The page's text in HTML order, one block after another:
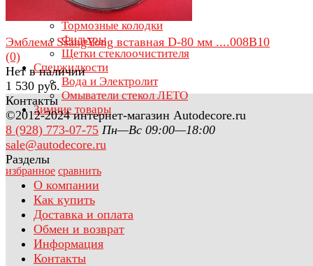
Свечи зажигания
Тормозные колодки
Фильтры
Щетки стеклоочистителя
Спецжидкости
Вода и Электролит
Омыватели стекол ЛЕТО
Зимние товары
избранное сравнить
Эмблема SsangYong вставная D-80 мм ....008B10
(0)
Нет в наличии
1 530 руб.
Контакты
©2012-2024 интернет-магазин Autodecore.ru
8 (928) 773-07-75 Пн—Вс 09:00—18:00
sale@autodecore.ru
Разделы
О компании
Как купить
Доставка и оплата
Обмен и возврат
Информация
Контакты